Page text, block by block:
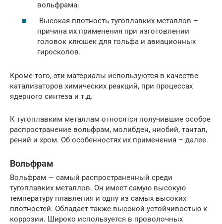
вольфрама;
Высокая плотность тугоплавких металлов –
причина их применения при изготовлении
головок клюшек для гольфа и авиационных
гироскопов.
Кроме того, эти материалы используются в качестве
катализаторов химических реакций, при процессах
ядерного синтеза и т.д.
К тугоплавким металлам относятся получившие особое
распространение вольфрам, молибден, ниобий, тантал,
рений и хром. Об особенностях их применения – далее.
Вольфрам
Вольфрам — самый распространенный среди
тугоплавких металлов. Он имеет самую высокую
температуру плавления и одну из самых высоких
плотностей. Обладает также высокой устойчивостью к
коррозии. Широко используется в проволочных